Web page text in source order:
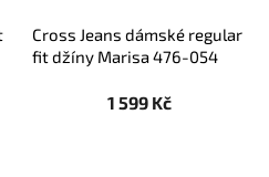
Cross Jeans dámské regular
fit džíny Marisa 476-054
1 599 Kč